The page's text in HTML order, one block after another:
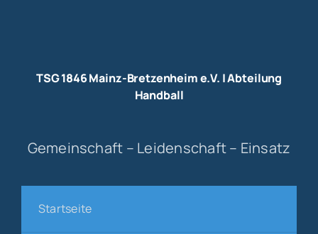
TSG 1846 Mainz-Bretzenheim e.V. | Abteilung
Handball
Gemeinschaft – Leidenschaft – Einsatz
Startseite